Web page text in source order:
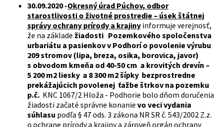
30.09.2020 -Okresný úrad Púchov, odbor
starostlivosti o životné prostredie – úsek štátnej
správy ochrany prírody a krajiny informuje verejnosť,
že na základe žiadosti Pozemkového spoločenstva
urbariátu a pasienkov v Podhorí o povolenie výrubu
209 stromov (lipa, breza, osika, borovica, javor)
s obvodom kmeňa od 40-50 cm a krovitých drevín –
5 200 m2 liesky a 8 300 m2 šípky bezprostredne
prekážajúcich povolenej ťažbe štrkov na pozemku
p.č. KNC 1067/2 Hloža - Podhorie bolo dňom doručenia
žiadosti začaté správne konanie vo veci vydania
súhlasu podľa § 47 ods. 3 zákona NR SR č. 543/2002 Z.z.
o ochrane prírody a krajiny a zároveň orgán ochrany